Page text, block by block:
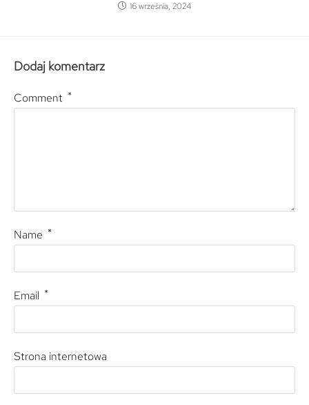
16 września, 2024
Dodaj komentarz
Comment *
Name *
Email *
Strona internetowa